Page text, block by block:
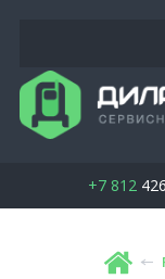
+7 812